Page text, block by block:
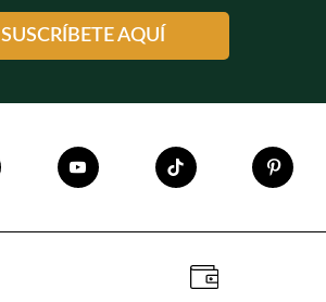
SUSCRÍBETE AQUÍ